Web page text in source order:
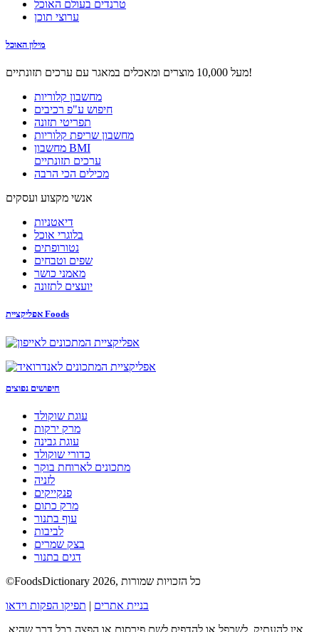
טרנדים בעולם האוכל
ערוצי תוכן
מילון האוכל
מעל 10,000 מוצרים ומאכלים במאגר עם ערכים תזונתיים!
מחשבון קלוריות
חיפוש ע"פ רכיבים
תפריטי תזונה
מחשבון שריפת קלוריות
מחשבון BMI
ערכים תזונתיים
מכילים הכי הרבה
אנשי מקצוע ועסקים
דיאטניות
בלוגרי אוכל
נטורופתים
שפים וטבחים
מאמני כושר
יועצים לתזונה
אפליקציית Foods
חיפושים נפוצים
עוגת שוקולד
מרק ירקות
עוגת גבינה
כדורי שוקולד
מתכונים לארוחת בוקר
לזניה
פנקייקים
מרק כתום
עוף בתנור
לביבות
בצק שמרים
דגים בתנור
©FoodsDictionary 2026, כל הזכויות שמורות
בניית אתרים | תפיקו הפקות וידאו
אין להעתיק, לשכפל או להדפיס לשם פירסום או הפצה בכל דרך שהיא,